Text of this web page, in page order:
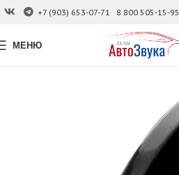
+7 (903) 653-07-71 8 800 505-15-95
МЕНЮ